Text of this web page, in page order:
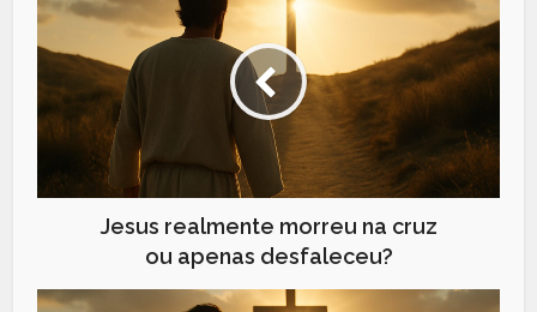
Jesus realmente morreu na cruz
ou apenas desfaleceu?